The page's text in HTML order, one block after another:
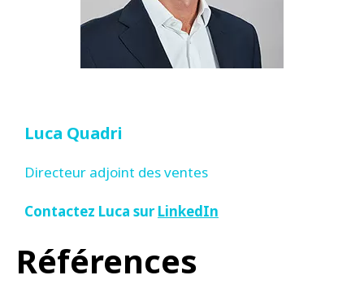
Luca Quadri
Directeur adjoint des ventes
Contactez Luca surLinkedIn
Références